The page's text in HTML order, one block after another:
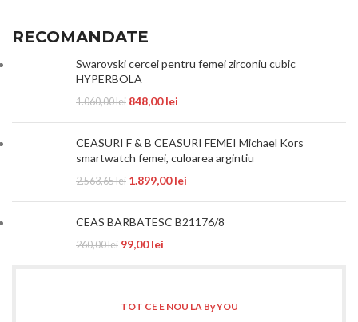
RECOMANDATE
Swarovski cercei pentru femei zirconiu cubic
HYPERBOLA
1.060,00lei 848,00lei
CEASURI F & B CEASURI FEMEI Michael Kors
smartwatch femei, culoarea argintiu
2.563,65lei 1.899,00lei
CEAS BARBATESC B21176/8
260,00lei 99,00lei
TOT CE E NOU LA By YOU